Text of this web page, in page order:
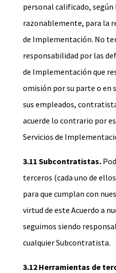
personal calificado,
razonablemente, para la
de Implementación. No
responsabilidad por las
de Implementación que
omisión por su parte o en
sus empleados,
acuerde lo contrario por
Servicios de
3.11 Subcontratistas.
terceros (cada uno de
para que cumplan con
virtud de este Acuerdo a
seguimos siendo
cualquier Subcontratista.
3.12 Herramientas de